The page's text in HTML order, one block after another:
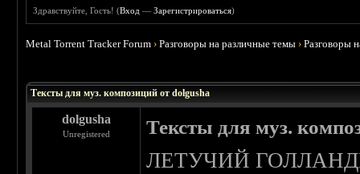
Здравствуйте, Гость! (Вход —Зарегистрироваться)
Metal Torrent Tracker Forum ›Разговоры на различные темы ›Разговоры
Тексты для муз. композиций от dolgusha
dolgusha
Unregistered Тексты для муз.
ЛЕТУЧИЙ